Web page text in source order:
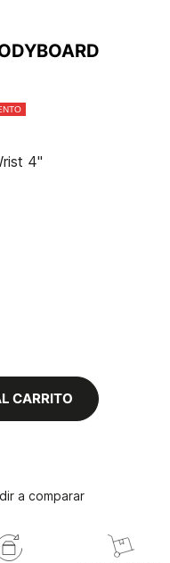
4"
CARRITO
a comparar